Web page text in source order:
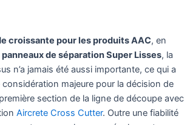
croissante pour les produits AAC, en
panneaux de séparation Super Lisses, la
n’a jamais été aussi importante, ce qui a
majeure pour la décision de
section de la ligne de découpe avec
Aircrete Cross Cutter. Outre une fiabilité